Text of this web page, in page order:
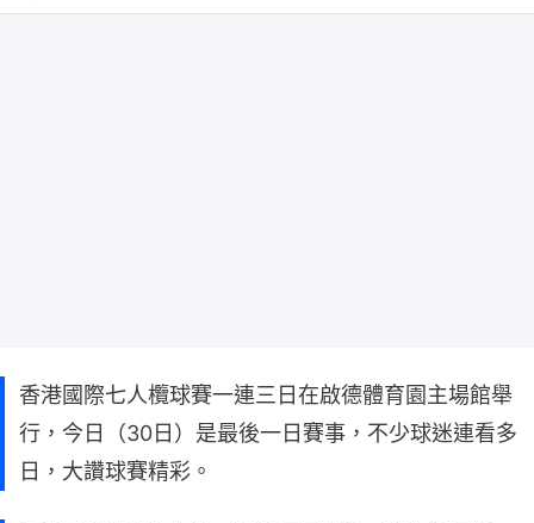
香港國際七人欖球賽一連三日在啟德體育園主場館舉
行，今日（30日）是最後一日賽事，不少球迷連看多
日，大讚球賽精彩。